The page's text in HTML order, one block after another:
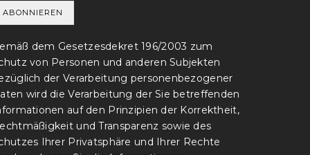
dem Gesetzesdekret 196/2003 zum
von Personen und anderen Subjekten
der Verarbeitung personenbezogener
wird die Verarbeitung der Sie betreffenden
auf den Prinzipien der Korrektheit,
und Transparenz sowie des
Ihrer Privatsphäre und Ihrer Rechte